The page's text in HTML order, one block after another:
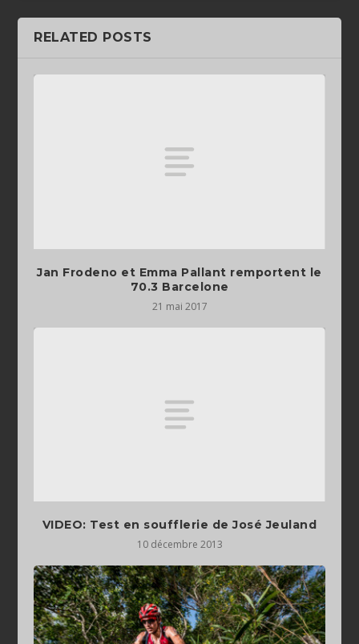
RELATED POSTS
Jan Frodeno et Emma Pallant remportent le
70.3 Barcelone
21 mai 2017
VIDEO: Test en soufflerie de José Jeuland
10 décembre 2013